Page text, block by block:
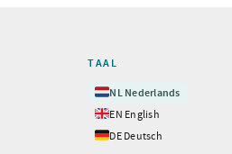
TAAL
🇳🇱NLNederlands
🇬🇧EN English
🇩🇪DEDeutsch